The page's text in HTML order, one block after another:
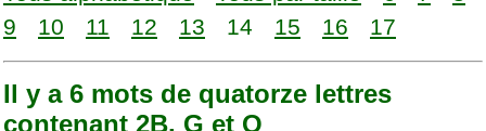
9
10 11 12 13 14 15 16 17
Il y a 6 mots de quatorze lettres
contenant 2B, G et O